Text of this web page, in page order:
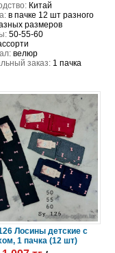
Китай
в пачке 12 шт разного
размеров
50-55-60
велюр
заказ:1 пачка
Лосины детские с
1 пачка (12 шт)